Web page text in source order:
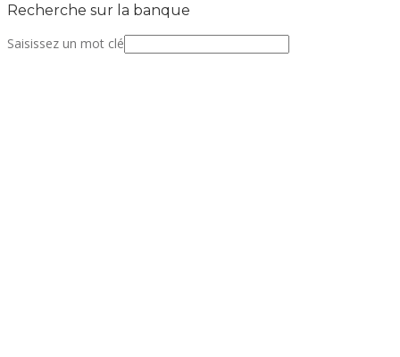
Recherche sur la banque
Saisissez un mot clé